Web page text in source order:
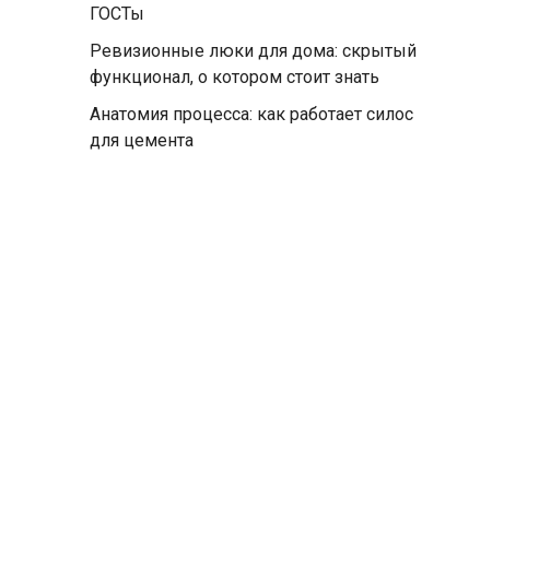
ГОСТы
Ревизионные люки для дома: скрытый
функционал, о котором стоит знать
Анатомия процесса: как работает силос
для цемента